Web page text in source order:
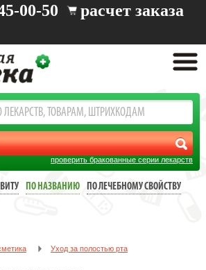
00-50 расчет заказа
проверить бракованные серии лекарств
ПО НАЗВАНИЮ
ПО ЛЕЧЕБНОМУ СВОЙСТВУ
Уход за полостью рта